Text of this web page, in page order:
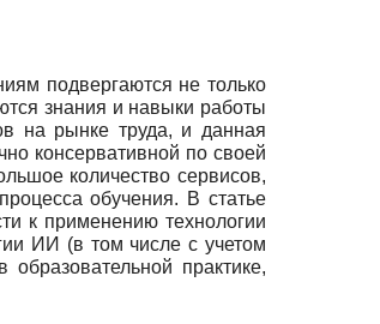
подвергаются не только
знания и навыки работы
на рынке труда, и данная
консервативной по своей
количество сервисов,
обучения. В статье
к применению технологии
ИИ (в том числе с учетом
практике,